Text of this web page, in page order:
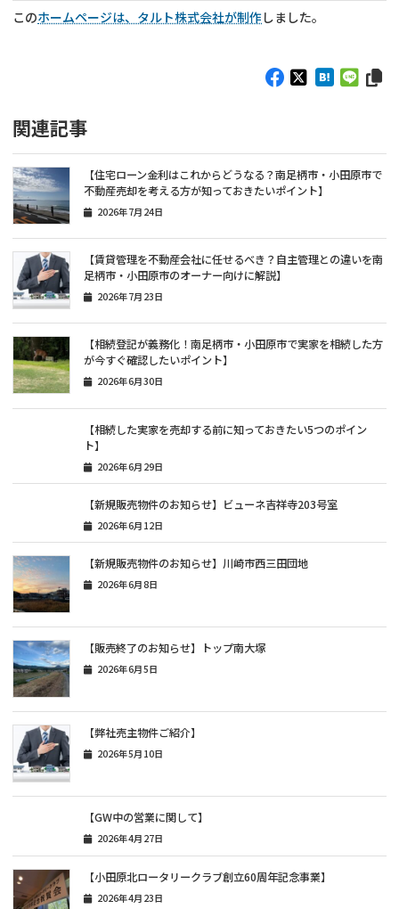
このホームページは、タルト株式会社が制作しました。
関連記事
【住宅ローン金利はこれからどうなる？南足柄市・小田原市で
不動産売却を考える方が知っておきたいポイント】
2026年7月24日
【賃貸管理を不動産会社に任せるべき？自主管理との違いを南
足柄市・小田原市のオーナー向けに解説】
2026年7月23日
【相続登記が義務化！南足柄市・小田原市で実家を相続した方
が今すぐ確認したいポイント】
2026年6月30日
【相続した実家を売却する前に知っておきたい5つのポイン
ト】
2026年6月29日
【新規販売物件のお知らせ】ビューネ吉祥寺203号室
2026年6月12日
【新規販売物件のお知らせ】川崎市西三田団地
2026年6月8日
【販売終了のお知らせ】トップ南大塚
2026年6月5日
【弊社売主物件ご紹介】
2026年5月10日
【GW中の営業に関して】
2026年4月27日
【小田原北ロータリークラブ創立60周年記念事業】
2026年4月23日